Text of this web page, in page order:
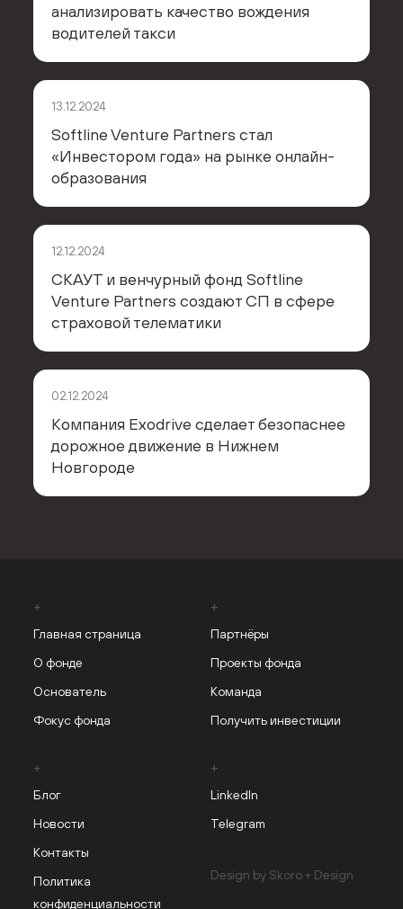
анализировать качество вождения
водителей такси
13.12.2024
Softline Venture Partners стал
«Инвестором года» на рынке онлайн-
образования
12.12.2024
СКАУТ и венчурный фонд Softline
Venture Partners создают СП в сфере
страховой телематики
02.12.2024
Компания Exodrive сделает безопаснее
дорожное движение в Нижнем
Новгороде
Главная страница
О фонде
Основатель
Фокус фонда
Партнёры
Проекты фонда
Команда
Получить инвестиции
Блог
Новости
Контакты
Политика
конфиденциальности
LinkedIn
Telegram
Design by Skoro + Design